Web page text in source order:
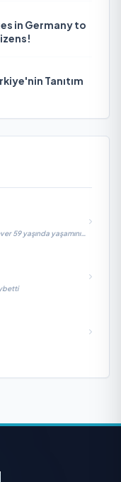
in Germany to
Tanıtım
59 yaşında yaşamını